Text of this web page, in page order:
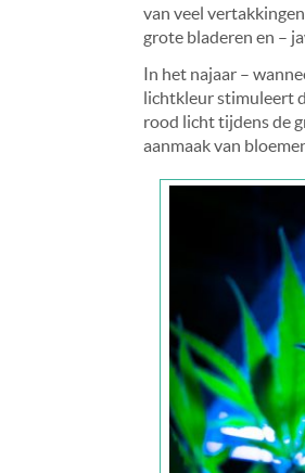
van veel
grote bladeren en –
In het najaar –
lichtkleur stimuleert
rood licht tijdens de
aanmaak van